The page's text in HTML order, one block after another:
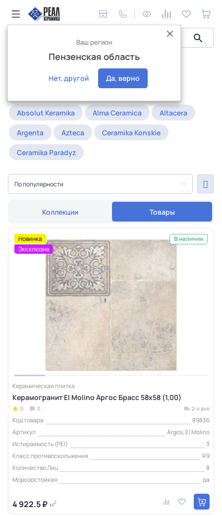
Керамическая плитка Керамогранит
Керамогранит El Molino
Absolut Keramika Alma Ceramica Altacera
Argenta Azteca Ceramika Konskie
Ceramika Paradyz
Коллекции Товары
По популярности
Новинка
Эксклюзив
В наличии
Керамическая плитка
Керамогранит El Molino Аргос Брасс 58x58 (1,00)
0 0 2-4 дня
Код товара
89836
Артикул
Argos, El Molino
Истираемость (PEI)
3
Класс противоскольжения
R9
Количество Лиц
8
Морозостойкая
да
4 922.5 ₽ м2
Ваш регион
Пензенская область
Нет, другой Да, верно